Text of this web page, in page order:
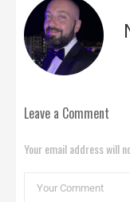
Leave a Comment
Your email address will